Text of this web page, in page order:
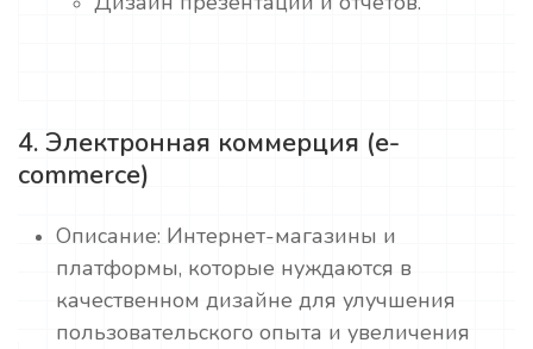
4. Электронная коммерция (e-
commerce)
Описание: Интернет-магазины и
платформы, которые нуждаются в
качественном дизайне для улучшения
пользовательского опыта и увеличения